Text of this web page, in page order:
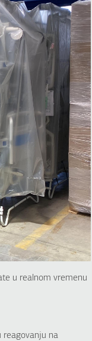
u realnom vremenu
reagovanju na